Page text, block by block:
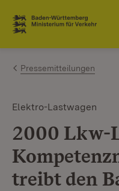
Zum Inhalt
Link zur Startseite
Pressemitteilungen
Elektro-Lastwagen
2000 Lkw-
treibt den